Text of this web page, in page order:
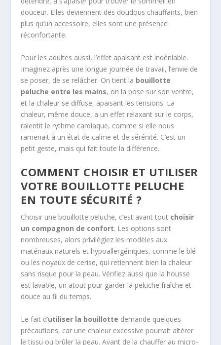
douceur. Elles deviennent des doudous chauffants, bien
plus qu’un accessoire, elles sont une présence
réconfortante.
Pour les adultes aussi, l’effet apaisant est indéniable.
Imaginez après une longue journée de travail, l’envie de
se poser, de se relâcher. On tient la bouillotte
peluche entre les mains, on la pose sur son ventre,
et la chaleur se diffuse, apaisant les tensions. La
chaleur, même douce, a un effet relaxant sur le corps,
ralentit le rythme cardiaque, comme si elle nous
ramenait à un état de calme et de sérénité. C’est un
petit geste, mais qui fait toute la différence.
COMMENT CHOISIR ET UTILISER
VOTRE BOUILLOTTE PELUCHE
EN TOUTE SÉCURITÉ ?
Choisir une bouillotte peluche, c’est avant tout choisir
un compagnon de confort. Les options sont
nombreuses, alors privilégiez les modèles aux
matériaux naturels et hypoallergéniques, comme le blé
ou les noyaux de cerise, qui retiennent bien la chaleur
sans risque pour la peau. Vérifiez aussi que la housse
est lavable, un atout pour garder la peluche fraîche et
douce au fil du temps.
Le fait d’utiliser la bouillotte demande quelques
précautions, car une chaleur excessive pourrait altérer
le tissu ou brûler la peau. Avant de la chauffer au micro-